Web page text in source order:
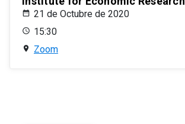
21 de Octubre de 2020
15:30
Zoom